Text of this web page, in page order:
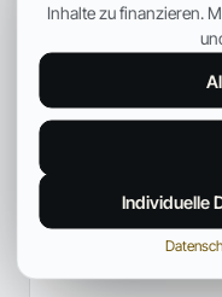
Inhalte zu finanzieren.
Individuelle